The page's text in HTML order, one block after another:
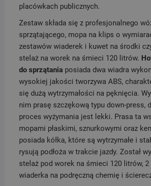
placówkach publicznych.
Zestaw składa się z profesjonalnego
sprzątającego, mopa na klips o
zestawów wiaderek i kuwet na środki
stelaż na worek na śmieci 120 litrów.
do sprzątania posiada dwa wiadra
wysokiej jakości tworzywa ABS,
się dużą wytrzymałości na pęknięcia.
nim prasę szczękową typu down-press,
proces wyżymania jest lekki. Prasa ta
mopami płaskimi, sznurkowymi oraz
posiada kółka, które są wytrzymałe i
rysują podłoża w trakcie jazdy. Został
stelaż pod worek na śmieci 120 litrów, 2
wiaderka na podręczną chemię i